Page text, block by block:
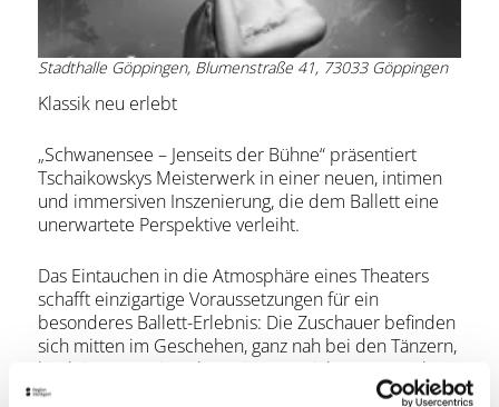
Stadthalle Göppingen, Blumenstraße 41, 73033 Göppingen
Klassik neu erlebt
„Schwanensee – Jenseits der Bühne“ präsentiert
Tschaikowskys Meisterwerk in einer neuen, intimen
und immersiven Inszenierung, die dem Ballett eine
unerwartete Perspektive verleiht.
Das Eintauchen in die Atmosphäre eines Theaters
schafft einzigartige Voraussetzungen für ein
besonderes Ballett-Erlebnis: Die Zuschauer befinden
sich mitten im Geschehen, ganz nah bei den Tänzern,
begleitet vom Live-Klang eines Streichquartetts, das
die Musik in ihrer reinsten Form zum Leben erweckt.